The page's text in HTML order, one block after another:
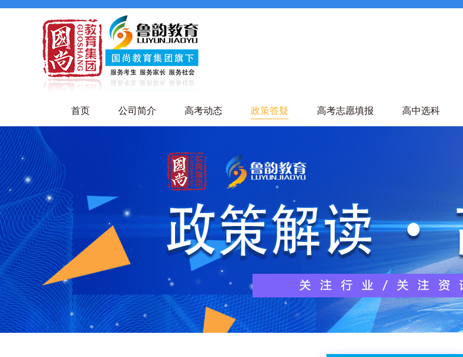
首页 公司简介 高考动态 政策答疑 高考志愿填报 高中选科